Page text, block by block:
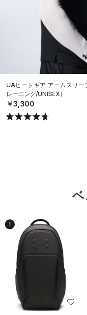
UAヒートギア アームスリー
レーニング/UNISEX）
￥3,300
1